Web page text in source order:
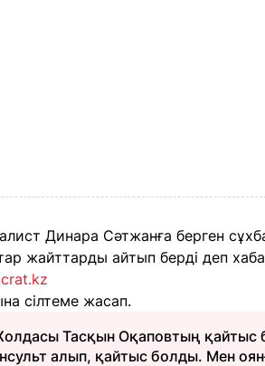
Динара Сәтжанға берген
жайттарды айтып берді деп
сілтеме жасап.
Тасқын Оқаповтың қайтыс
алып, қайтыс болды. Мен